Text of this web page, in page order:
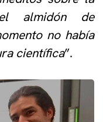
almidón de
no había
científica”.